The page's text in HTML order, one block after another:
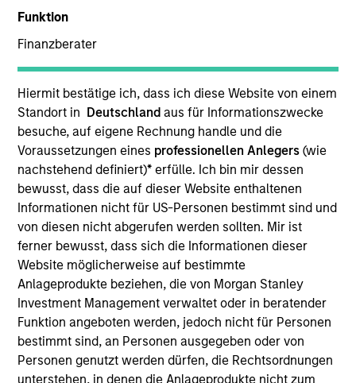
Funktion
Finanzberater
Hiermit bestätige ich, dass ich diese Website von einem
Standort in Deutschland aus für Informationszwecke
besuche, auf eigene Rechnung handle und die
Voraussetzungen eines professionellen Anlegers(wie
nachstehend definiert)* erfülle. Ich bin mir dessen
bewusst, dass die auf dieser Website enthaltenen
Informationen nicht für US-Personen bestimmt sind und
von diesen nicht abgerufen werden sollten. Mir ist
ferner bewusst, dass sich die Informationen dieser
Website möglicherweise auf bestimmte
Anlageprodukte beziehen, die von Morgan Stanley
Investment Management verwaltet oder in beratender
Funktion angeboten werden, jedoch nicht für Personen
bestimmt sind, an Personen ausgegeben oder von
Personen genutzt werden dürfen, die Rechtsordnungen
unterstehen, in denen die Anlageprodukte nicht zum
About Us
Ein nachweislich
erfolgreiches Anlageteam
A multi award-winning investment team with
more than 25 years' heritage in Quality investing.